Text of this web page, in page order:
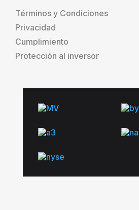
Términos y Condiciones
Privacidad
Cumplimiento
Protección al inversor